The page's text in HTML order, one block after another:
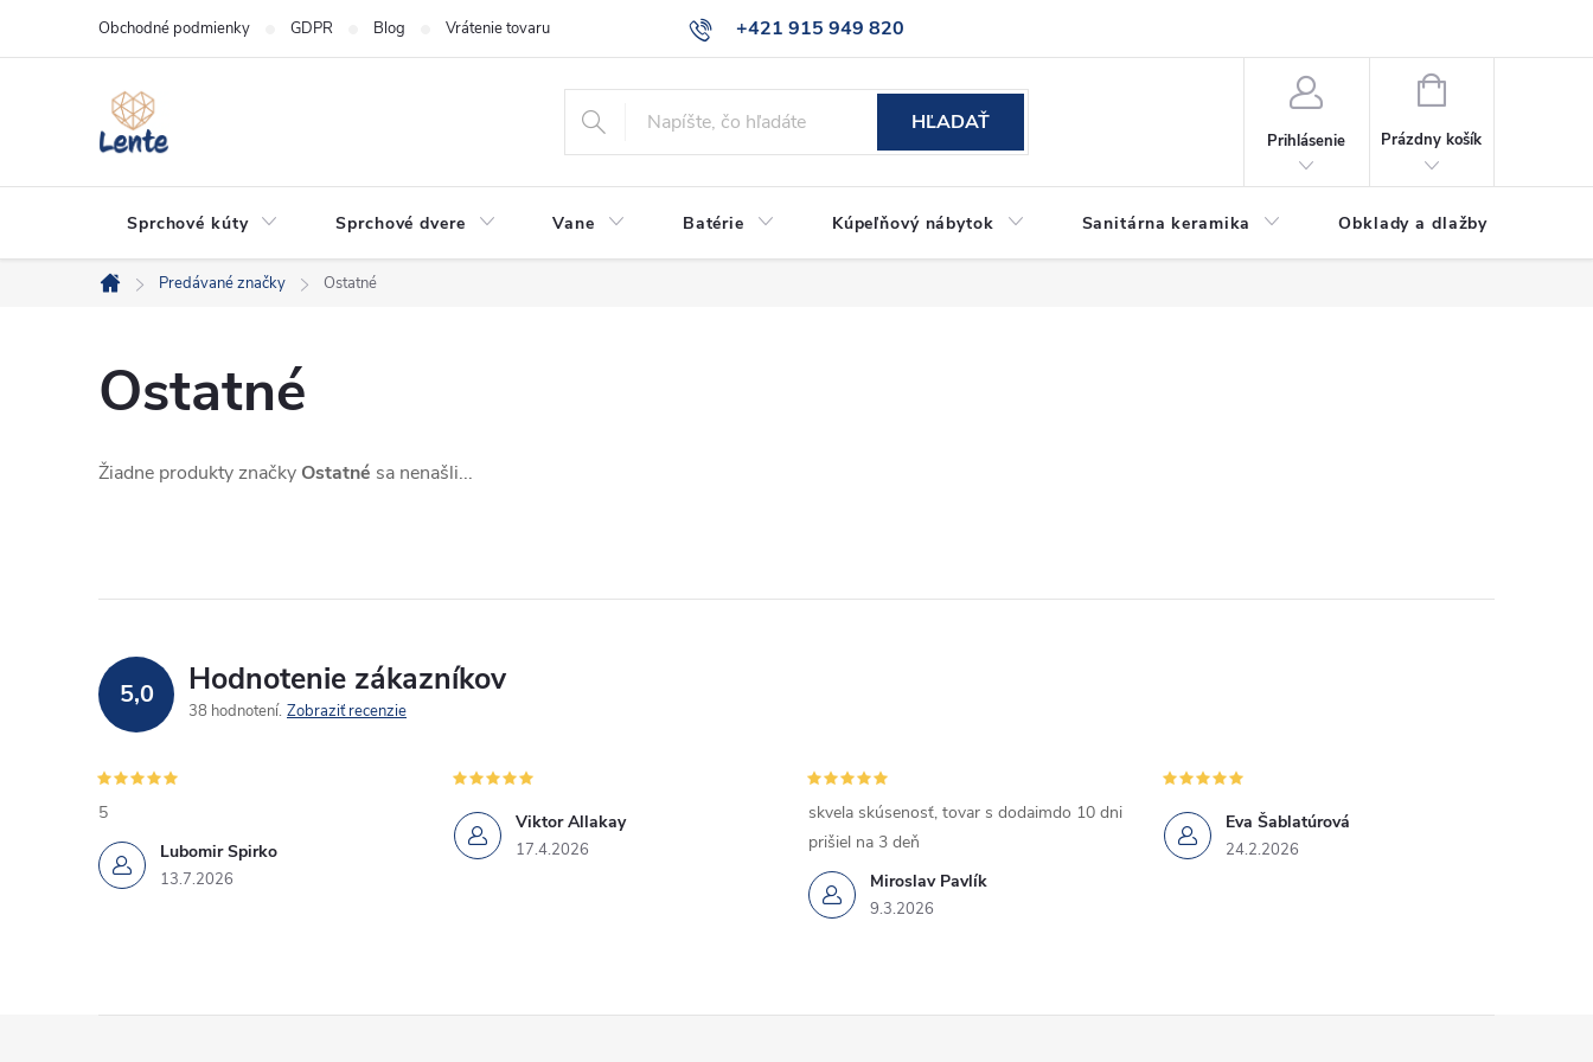
+421 915 949 820
Obchodné podmienky GDPR Blog Vrátenie tovaru
HĽADAŤ
Prihlásenie
NÁKUPNÝ
Prázdny košík
Sprchové kúty Sprchové dvere Vane Batérie Kúpeľňový nábytok Sanitárna keramika Obklady a dlažby
Domov
Predávané značky Ostatné
Ostatné
Žiadne produkty značky Ostatné sa nenašli...
5,0 Hodnotenie zákazníkov
38 hodnotení Zobraziť recenzie
Lubomir Spirko
13.7.2026
5 Viktor Allakay
17.4.2026
Miroslav Pavlík
9.3.2026
skvela skúsenosť, tovar s dodaimdo 10 dni
prišiel na 3 deň
Eva Šablatúrová
24.2.2026